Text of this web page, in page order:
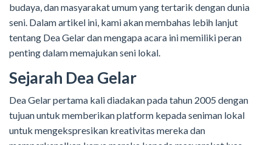
budaya, dan masyarakat umum yang tertarik dengan dunia
seni. Dalam artikel ini, kami akan membahas lebih lanjut
tentang Dea Gelar dan mengapa acara ini memiliki peran
penting dalam memajukan seni lokal.
Sejarah Dea Gelar
Dea Gelar pertama kali diadakan pada tahun 2005 dengan
tujuan untuk memberikan platform kepada seniman lokal
untuk mengekspresikan kreativitas mereka dan